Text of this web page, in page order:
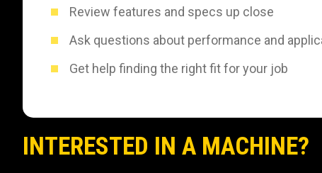
Review features and specs up close
Ask questions about performance and
Get help finding the right fit for your job
INTERESTED IN A MACHINE?